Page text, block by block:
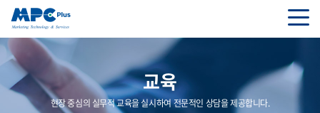
교육
현장 중심의 실무적 교육을 실시하여 전문적인 상담을 제공합니다.